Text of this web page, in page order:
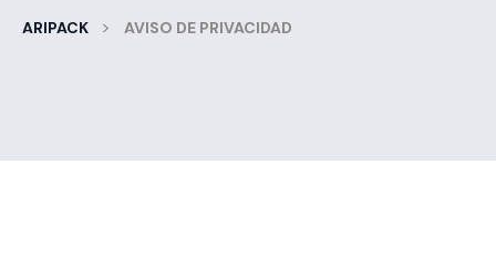
ARIPACK > AVISO DE PRIVACIDAD